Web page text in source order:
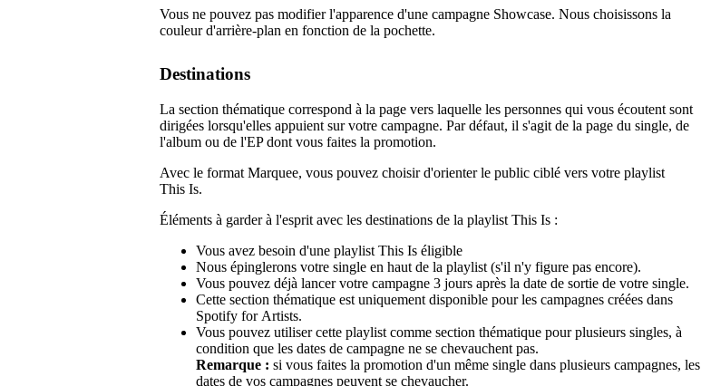
Vous ne pouvez pas modifier l'apparence d'une campagne Showcase. Nous choisissons la
couleur d'arrière-plan en fonction de la pochette.
Destinations
La section thématique correspond à la page vers laquelle les personnes qui vous écoutent sont
dirigées lorsqu'elles appuient sur votre campagne. Par défaut, il s'agit de la page du single, de
l'album ou de l'EP dont vous faites la promotion.
Avec le format Marquee, vous pouvez choisir d'orienter le public ciblé vers votre playlist
This Is.
Éléments à garder à l'esprit avec les destinations de la playlist This Is :
Vous avez besoin d'une playlist This Is éligible
Nous épinglerons votre single en haut de la playlist (s'il n'y figure pas encore).
Vous pouvez déjà lancer votre campagne 3 jours après la date de sortie de votre single.
Cette section thématique est uniquement disponible pour les campagnes créées dans
Spotify for Artists.
Vous pouvez utiliser cette playlist comme section thématique pour plusieurs singles, à
condition que les dates de campagne ne se chevauchent pas.
Remarque : si vous faites la promotion d'un même single dans plusieurs campagnes, les
dates de vos campagnes peuvent se chevaucher.